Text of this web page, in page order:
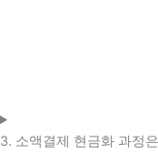
3. 소액결제 현금화 과정